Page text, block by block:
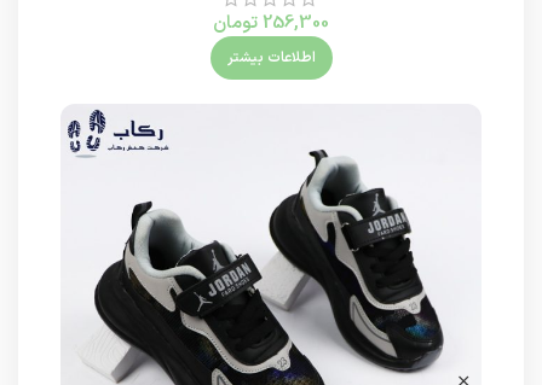
256,300 تومان
اطلاعات بیشتر